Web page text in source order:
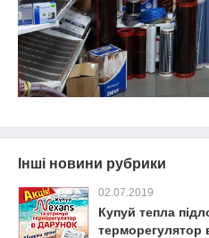
Інші новини рубрики
02.07.2019
Купуй тепла
терморегулятор